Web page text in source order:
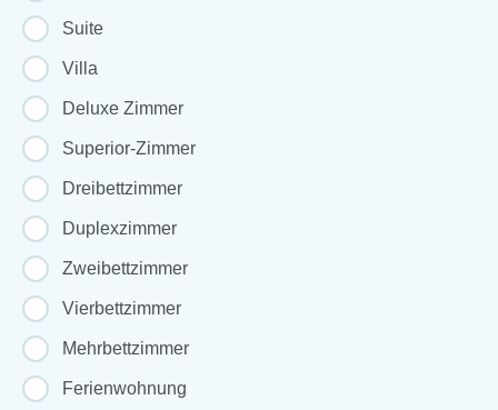
Suite
Villa
Deluxe Zimmer
Superior-Zimmer
Dreibettzimmer
Duplexzimmer
Zweibettzimmer
Vierbettzimmer
Mehrbettzimmer
Ferienwohnung